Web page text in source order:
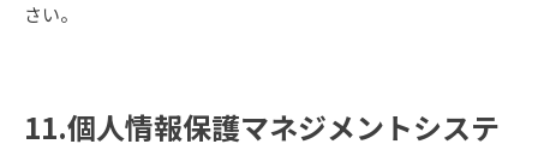
さい。
11.個人情報保護マネジメントシステ